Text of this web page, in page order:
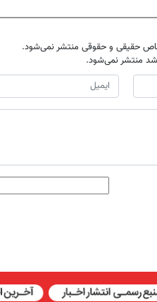
حقیقی و حقوقی منتشر نمی‌شود.
منتشر نمی‌شود.